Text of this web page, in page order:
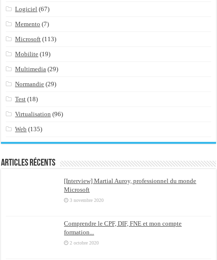
Logiciel (67)
Memento (7)
Microsoft (113)
Mobilite (19)
Multimedia (29)
Normandie (29)
Test (18)
Virtualisation (96)
Web (135)
Articles récents
[Interview] Martial Auroy, professionnel du monde
Microsoft
3 novembre 2020
Comprendre le CPF, DIF, FNE et mon compte
formation...
2 octobre 2020